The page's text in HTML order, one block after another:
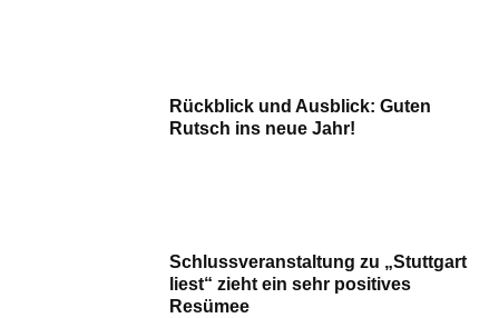
Rückblick und Ausblick: Guten
Rutsch ins neue Jahr!
Schlussveranstaltung zu „Stuttgart
liest“ zieht ein sehr positives
Resümee